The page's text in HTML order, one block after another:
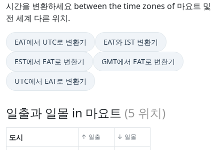
시간을 변환하세요 between the time zones of 마요트 및
전 세계 다른 위치.
EAT에서 UTC로 변환기 EAT와 IST 변환기
EST에서 EAT로 변환기 GMT에서 EAT로 변환기
UTC에서 EAT로 변환기
일출과 일몰 in 마요트 (5 위치)
도시 ↑ 일출 ↓ 일몰